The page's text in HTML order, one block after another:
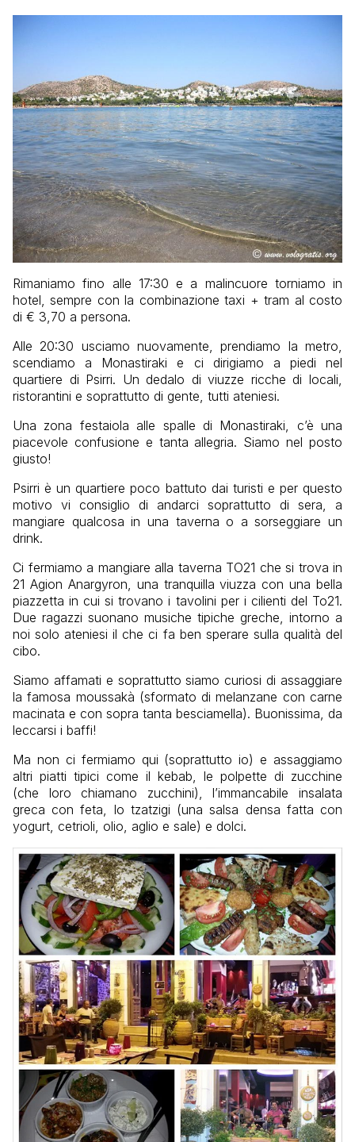
Rimaniamo fino alle 17:30 e a malincuore torniamo in
hotel, sempre con la combinazione taxi + tram al costo
di € 3,70 a persona.
Alle 20:30 usciamo nuovamente, prendiamo la metro,
scendiamo a Monastiraki e ci dirigiamo a piedi nel
quartiere di Psirri. Un dedalo di viuzze ricche di locali,
ristorantini e soprattutto di gente, tutti ateniesi.
Una zona festaiola alle spalle di Monastiraki, c’è una
piacevole confusione e tanta allegria. Siamo nel posto
giusto!
Psirri è un quartiere poco battuto dai turisti e per questo
motivo vi consiglio di andarci soprattutto di sera, a
mangiare qualcosa in una taverna o a sorseggiare un
drink.
Ci fermiamo a mangiare alla taverna TO21 che si trova in
21 Agion Anargyron, una tranquilla viuzza con una bella
piazzetta in cui si trovano i tavolini per i cilienti del To21.
Due ragazzi suonano musiche tipiche greche, intorno a
noi solo ateniesi il che ci fa ben sperare sulla qualità del
cibo.
Siamo affamati e soprattutto siamo curiosi di assaggiare
la famosa moussakà (sformato di melanzane con carne
macinata e con sopra tanta besciamella). Buonissima, da
leccarsi i baffi!
Ma non ci fermiamo qui (soprattutto io) e assaggiamo
altri piatti tipici come il kebab, le polpette di zucchine
(che loro chiamano zucchini), l’immancabile insalata
greca con feta, lo tzatzigi (una salsa densa fatta con
yogurt, cetrioli, olio, aglio e sale) e dolci.